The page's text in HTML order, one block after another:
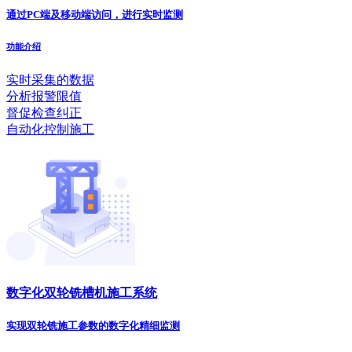
通过PC端及移动端访问，进行实时监测
功能介绍
实时采集的数据
分析报警限值
督促检查纠正
自动化控制施工
数字化双轮铣槽机施工系统
实现双轮铣施工参数的数字化精细监测